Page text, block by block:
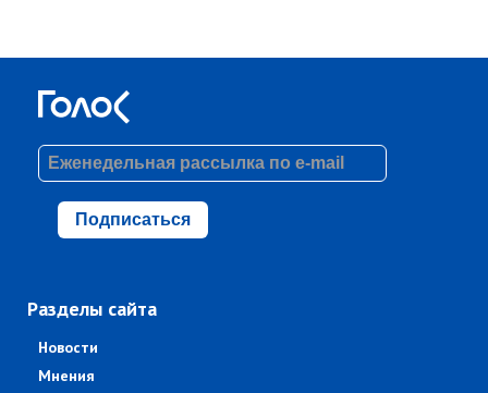
Подписаться
Разделы сайта
Новости
Мнения